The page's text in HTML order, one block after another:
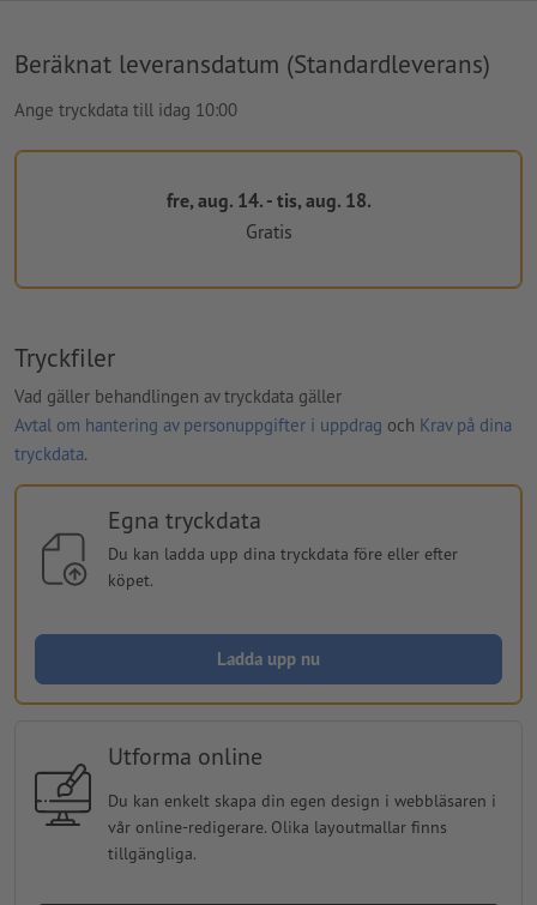
Beräknat leveransdatum (Standardleverans)
Ange tryckdata till idag 10:00
fre, aug. 14. - tis, aug. 18.
Gratis
Tryckfiler
Vad gäller behandlingen av tryckdata gäller
Avtal om hantering av personuppgifter i uppdrag och Krav på dina
tryckdata.
Egna tryckdata
Du kan ladda upp dina tryckdata före eller efter
köpet.
Ladda upp nu
Utforma online
Du kan enkelt skapa din egen design i webbläsaren i
vår online-redigerare. Olika layoutmallar finns
tillgängliga.